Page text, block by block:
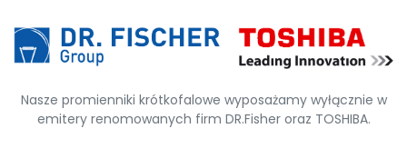
Nasze promienniki krótkofalowe wyposażamy wyłącznie w
emitery renomowanych firm DR.Fisher oraz TOSHIBA.